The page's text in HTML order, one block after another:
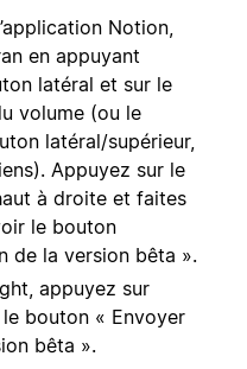
Notion,
en appuyant
latéral et sur le
volume (ou le
latéral/supérieur,
Appuyez sur le
à droite et faites
le bouton
de la version bêta ».
appuyez sur
bouton « Envoyer
bêta ».